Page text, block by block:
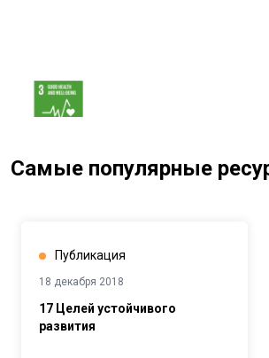
природных ресурсов страны,
воли ее правительства, а также
Самые популярные
Публикация
18 декабря 2018
17 Целей устойчивого
развития